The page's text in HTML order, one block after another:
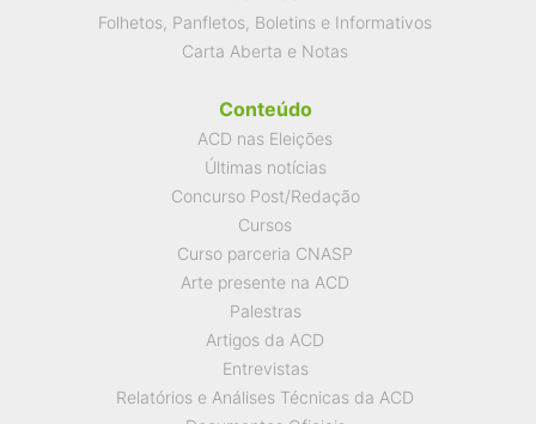
Folhetos, Panfletos, Boletins e Informativos
Carta Aberta e Notas
Conteúdo
ACD nas Eleições
Últimas notícias
Concurso Post/Redação
Cursos
Curso parceria CNASP
Arte presente na ACD
Palestras
Artigos da ACD
Entrevistas
Relatórios e Análises Técnicas da ACD